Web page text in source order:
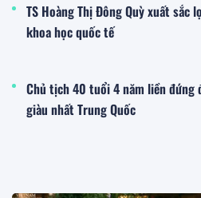
TS Hoàng Thị Đông Quỳ xuất
khoa học quốc tế
Chủ tịch 40 tuổi 4 năm liền đứng
giàu nhất Trung Quốc